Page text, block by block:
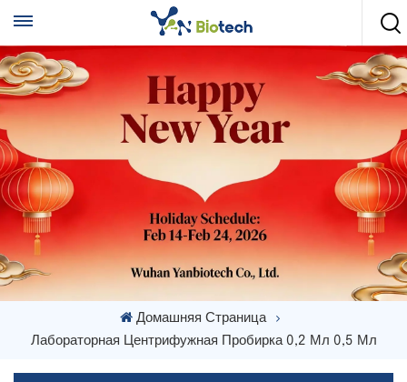
Домашняя Страница
Лабораторная Центрифужная Пробирка 0,2 Мл 0,5 Мл